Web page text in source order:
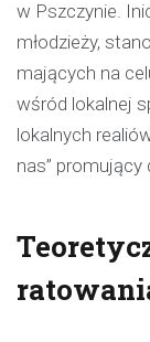
w Pszczynie.
młodzieży,
mających na
wśród lokalnej
lokalnych
nas”